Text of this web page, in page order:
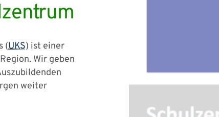
(UKS) ist einer
Wir geben
weiter